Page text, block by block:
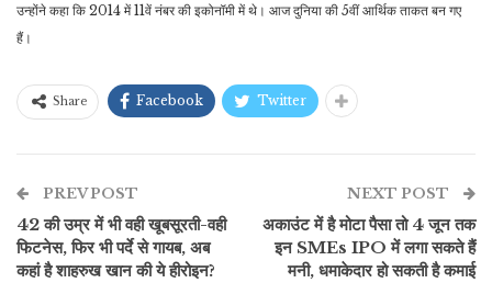
उन्होंने कहा कि 2014 में 11वें नंबर की इकोनॉमी में थे। आज दुनिया की 5वीं आर्थिक ताकत बन गए
हैं।
Share Facebook Twitter
PREV POST
42 की उम्र में भी वही खूबसूरती-वही
फिटनेस, फिर भी पर्दे से गायब, अब
कहां है शाहरुख खान की ये हीरोइन?
NEXT POST
अकाउंट में है मोटा पैसा तो 4 जून तक
इन SMEs IPO में लगा सकते हैं
मनी, धमाकेदार हो सकती है कमाई